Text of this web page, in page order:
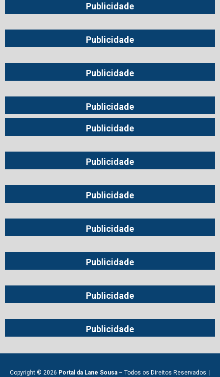
Publicidade
Publicidade
Publicidade
Publicidade
Publicidade
Publicidade
Publicidade
Publicidade
Publicidade
Publicidade
Publicidade
Copyright © 2026 Portal da Lane Sousa– Todos os Direitos Reservados. |